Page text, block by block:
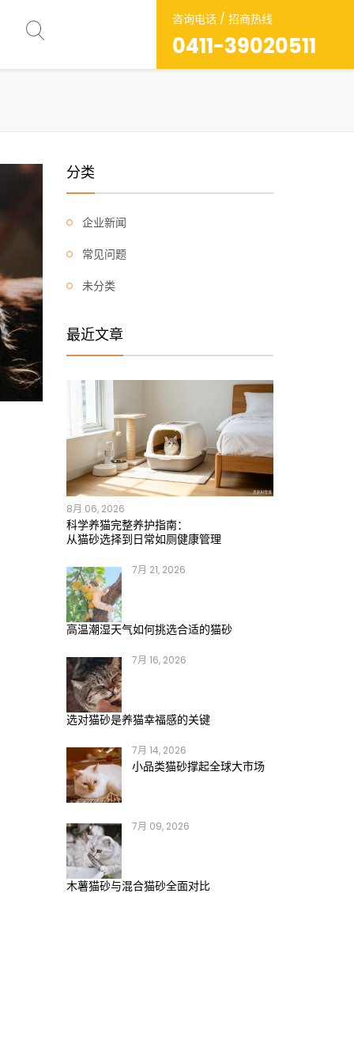
咨询电话 / 招商热线
0411-39020511
分类
企业新闻
常见问题
未分类
最近文章
8月 06, 2026
科学养猫完整养护指南：
从猫砂选择到日常如厕健康管理
7月 21, 2026
高温潮湿天气如何挑选合适的猫砂
7月 16, 2026
选对猫砂是养猫幸福感的关键
7月 14, 2026
小品类猫砂撑起全球大市场
7月 09, 2026
木薯猫砂与混合猫砂全面对比